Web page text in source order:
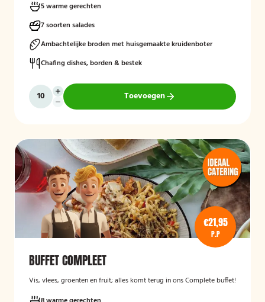
5 warme gerechten
7 soorten salades
Ambachtelijke broden met huisgemaakte kruidenboter
Chafing dishes, borden & bestek
Toevoegen
€21,95
P.P
BUFFET COMPLEET
Vis, vlees, groenten en fruit; alles komt terug in ons Complete buffet!